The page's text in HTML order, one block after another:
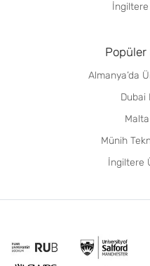
İngiltere
Popüler
Almanya’da
Dubai
Münih
İngiltere